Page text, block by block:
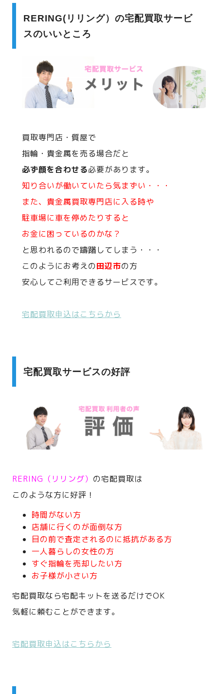
RERING(リリング）の宅配買取サービ
スのいいところ
買取専門店・質屋で
指輪・貴金属を売る場合だと
必ず顔を合わせる必要があります。
知り合いが働いていたら気まずい・・・
また、貴金属買取専門店に入る時や
駐車場に車を停めたりすると
お金に困っているのかな？
と思われるので躊躇してしまう・・・
このようにお考えの田辺市の方
安心してご利用できるサービスです。
宅配買取申込はこちらから
宅配買取サービスの好評
RERING（リリング） の宅配買取は
このような方に好評！
時間がない方
店舗に行くのが面倒な方
目の前で査定されるのに抵抗がある方
一人暮らしの女性の方
すぐ指輪を売却したい方
お子様が小さい方
宅配買取なら宅配キットを送るだけでOK
気軽に頼むことができます。
宅配買取申込はこちらから